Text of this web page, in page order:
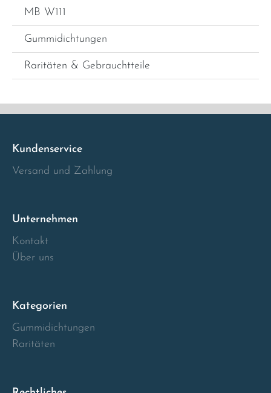
MB W111
Gummidichtungen
Raritäten & Gebrauchtteile
Kundenservice
Versand und Zahlung
Unternehmen
Kontakt
Über uns
Kategorien
Gummidichtungen
Raritäten